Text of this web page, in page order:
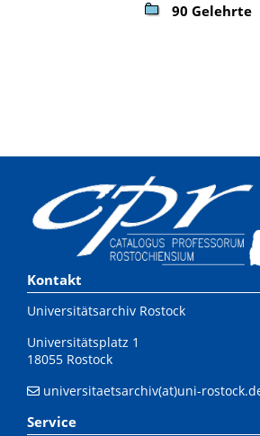
90 Gelehrte
Kontakt
Universitätsarchiv Rostock
Universitätsplatz 1
18055 Rostock
universitaetsarchiv(at)uni-
Service